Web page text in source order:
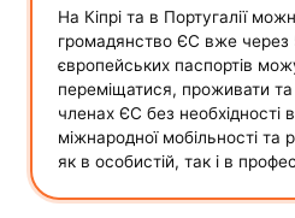
На Кіпрі та в Португалії
громадянство ЄС вже через
європейських паспортів
переміщатися, проживати
членах ЄС без необхідності
міжнародної мобільності
як в особистій, так і в